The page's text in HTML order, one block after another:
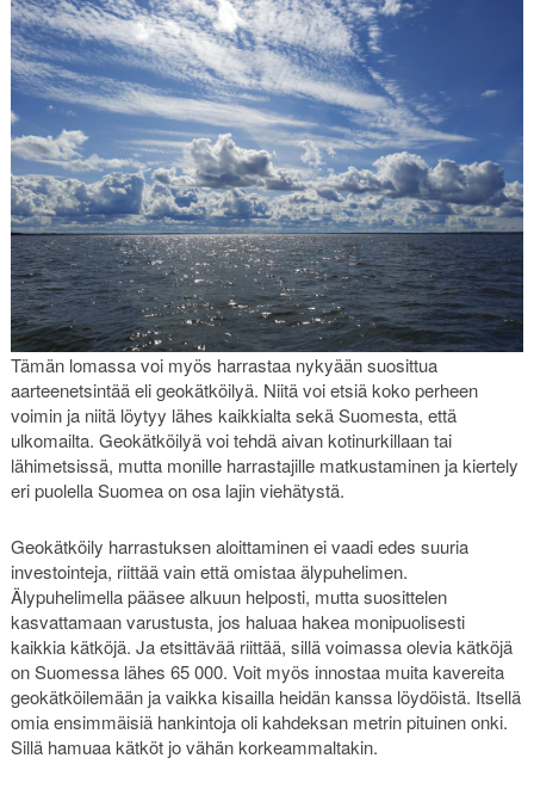
Tämän lomassa voi myös harrastaa nykyään suosittua
aarteenetsintää eli geokätköilyä. Niitä voi etsiä koko perheen
voimin ja niitä löytyy lähes kaikkialta sekä Suomesta, että
ulkomailta. Geokätköilyä voi tehdä aivan kotinurkillaan tai
lähimetsissä, mutta monille harrastajille matkustaminen ja kiertely
eri puolella Suomea on osa lajin viehätystä.
Geokätköily harrastuksen aloittaminen ei vaadi edes suuria
investointeja, riittää vain että omistaa älypuhelimen.
Älypuhelimella pääsee alkuun helposti, mutta suosittelen
kasvattamaan varustusta, jos haluaa hakea monipuolisesti
kaikkia kätköjä. Ja etsittävää riittää, sillä voimassa olevia kätköjä
on Suomessa lähes 65 000. Voit myös innostaa muita kavereita
geokätköilemään ja vaikka kisailla heidän kanssa löydöistä. Itsellä
omia ensimmäisiä hankintoja oli kahdeksan metrin pituinen onki.
Sillä hamuaa kätköt jo vähän korkeammaltakin.